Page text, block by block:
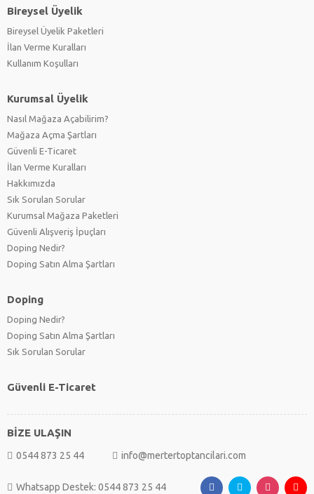
Bireysel Üyelik
Bireysel Üyelik Paketleri
İlan Verme Kuralları
Kullanım Koşulları
Kurumsal Üyelik
Nasıl Mağaza Açabilirim?
Mağaza Açma Şartları
Güvenli E-Ticaret
İlan Verme Kuralları
Hakkımızda
Sık Sorulan Sorular
Kurumsal Mağaza Paketleri
Güvenli Alışveriş İpuçları
Doping Nedir?
Doping Satın Alma Şartları
Doping
Doping Nedir?
Doping Satın Alma Şartları
Sık Sorulan Sorular
Güvenli E-Ticaret
BİZE ULAŞIN
0544 873 25 44 info@mertertoptancilari.com
Whatsapp Destek: 0544 873 25 44